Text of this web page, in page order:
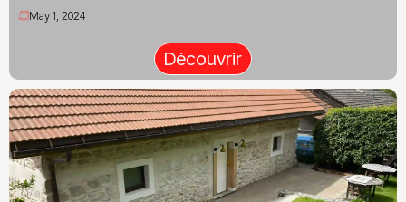
May 1, 2024
Découvrir